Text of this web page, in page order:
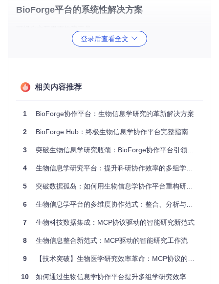
BioForge平台的系统性解决方案
针对生物信息学工具操作复杂的问题，平台提供了直观的界面
平台采用标签页式项目管理界面，将数据资源、分析流程和结
果文件整合在统一视图中。每个项目自动维护完整的版本历
史，支持多人实时协作编辑，使团队沟通成本降低45%。
精细化权限控制机制
基于项目角色的权限系统允许管理员为不同成员分配精确的操
高效协作。某测序中心的实践表明，该机制使数据泄露风险降
质组数据，通过统一的分析流程将原本需要3周的多组学数据
登录后查看全文
相关内容推荐
1 BioForge协作平台：生物信息学研究的革新解决方案
2 BioForge Hub：终极生物信息学协作平台完整指南
3 突破生物信息学研究瓶颈：BioForge协作平台引领科研新范式
4 生物信息学研究平台：提升科研协作效率的多组学数据分析解决方案
5 突破数据孤岛：如何用生物信息学协作平台重构研究范式
6 生物信息学平台的多维度协作范式：整合、分析与团队协同的技术实践
7 生物科技数据集成：MCP协议驱动的智能研究新范式
8 生物信息整合新范式：MCP驱动的智能研究工作流
9 【技术突破】生物医学研究效率革命：MCP协议的跨平台数据交互方案
10 如何通过生物信息学协作平台提升多组学研究效率